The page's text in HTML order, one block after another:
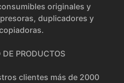
originales y
duplicadores y
DE PRODUCTOS
clientes más de 2000